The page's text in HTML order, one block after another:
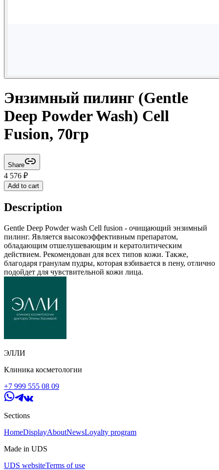
Энзимный пилинг (Gentle
Deep Powder Wash) Cell
Fusion, 70гр
Share
4 576 ₽
Add to cart
Description
Gentle Deep Powder wash Сell fusion - очищающий энзимный
пилинг. Является высокоэффективным препаратом,
обладающим отшелушевающим и кератолитическим
действием. Рекомендован для всех типов кожи. Также,
благодаря гранулам пудры, которая взбивается в пену, отлично
подойдет для чувствительной кожи лица.
ЭЛЛИ
Клиника косметологии
+7 999 555 08 09
Sections
HomeDisplayAboutNewsLoyalty program
Made in UDS
UDS websiteTerms of use